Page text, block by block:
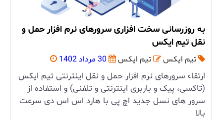
به روزرسانی سخت افزاری سرورهای نرم افزار حمل و
نقل تیم ایکس
تیم ایکس تیم ایکس 30 مرداد 1402
ارتقاء سرورهای نرم افزار حمل و نقل اینترنتی تیم ایکس
(تاکسی، پیک و باربری اینترنتی و تلفنی) و استفاده از
سرور های نسل جدید اچ پی با هارد اس اس دی سرعت
بالا